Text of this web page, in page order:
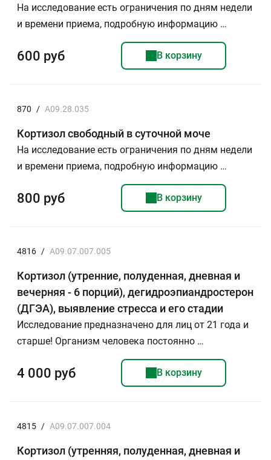
На исследование есть ограничения по дням недели
и времени приема, подробную информацию …
600 руб В корзину
870 / A09.28.035
Кортизол свободный в суточной моче
На исследование есть ограничения по дням недели
и времени приема, подробную информацию …
800 руб В корзину
4816 / A09.07.007.005
Кортизол (утренние, полуденная, дневная и
вечерняя - 6 порций), дегидроэпиандростерон
(ДГЭА), выявление стресса и его стадии
Исследование предназначено для лиц от 21 года и
старше! Организм человека постоянно …
4 000 руб В корзину
4815 / A09.07.007.004
Кортизол (утренняя, полуденная, дневная и